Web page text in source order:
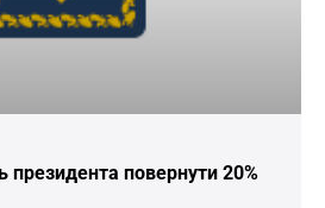
президента повернути 20%